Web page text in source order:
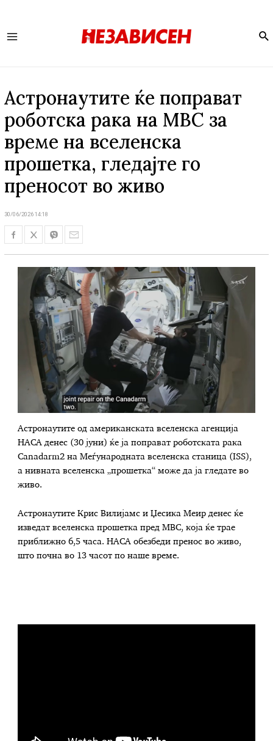
Астронаутите ќе поправат
роботска рака на МВС за
време на вселенска
прошетка, гледајте го
преносот во живо
30/06/2026 14:18
Астронаутите од американската вселенска агенција
НАСА денес (30 јуни) ќе ја поправат роботската рака
Canadarm2 на Меѓународната вселенска станица (ISS),
а нивната вселенска „прошетка“ може да ја гледате во
живо.
Астронаутите Крис Вилијамс и Џесика Меир денес ќе
изведат вселенска прошетка пред МВС, која ќе трае
приближно 6,5 часа. НАСА обезбеди пренос во живо,
што почна во 13 часот по наше време.